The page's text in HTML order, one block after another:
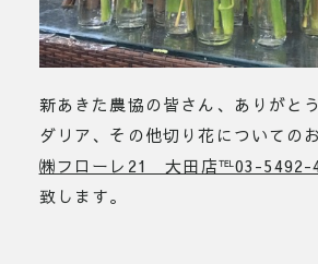
新あきた農協の皆さん、ありがと
ダリア、その他切り花についての
㈱フローレ21 大田店℡03-5492-
致します。